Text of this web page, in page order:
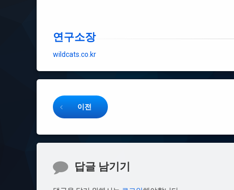
연구소장
wildcats.co.kr
Keep Reading
이전
댓글 답글 남기기